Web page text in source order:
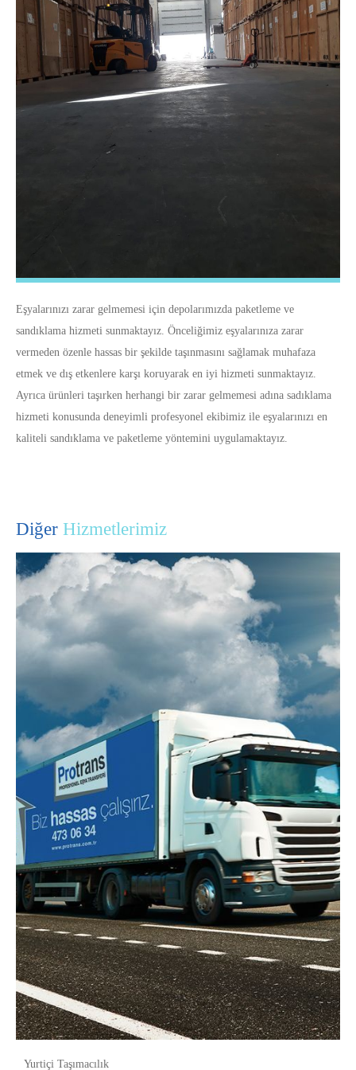
Eşyalarınızı zarar gelmemesi için depolarımızda paketleme ve
sandıklama hizmeti sunmaktayız. Önceliğimiz eşyalarınıza zarar
vermeden özenle hassas bir şekilde taşınmasını sağlamak muhafaza
etmek ve dış etkenlere karşı koruyarak en iyi hizmeti sunmaktayız.
Ayrıca ürünleri taşırken herhangi bir zarar gelmemesi adına sadıklama
hizmeti konusunda deneyimli profesyonel ekibimiz ile eşyalarınızı en
kaliteli sandıklama ve paketleme yöntemini uygulamaktayız.
Diğer Hizmetlerimiz
Yurtiçi Taşımacılık